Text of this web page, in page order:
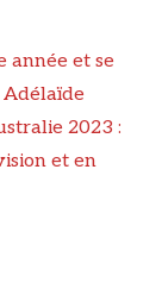
année et se
2023 :
et en